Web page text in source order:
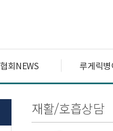
협회NEWS 루게릭
재활/호흡상담